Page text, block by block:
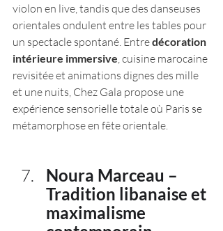
violon en live, tandis que des danseuses
orientales ondulent entre les tables pour
un spectacle spontané. Entre décoration
intérieure immersive, cuisine marocaine
revisitée et animations dignes des mille
et une nuits, Chez Gala propose une
expérience sensorielle totale où Paris se
métamorphose en fête orientale.
Noura Marceau –
Tradition libanaise et
maximalisme